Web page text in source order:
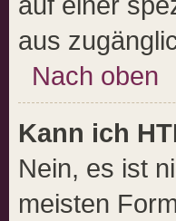
aus
Nach oben
Kann ich
Nein, es ist
meisten